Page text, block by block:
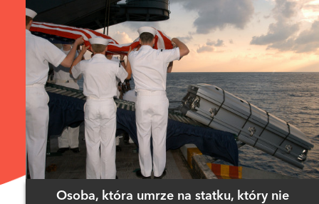
Osoba, która umrze na statku, który nie